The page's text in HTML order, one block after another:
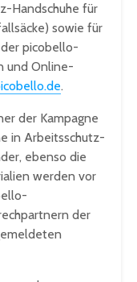
Handschuhe für
sowie für
picobello-
und Online-
.
der Kampagne
in Arbeitsschutz-
ebenso die
werden vor
der